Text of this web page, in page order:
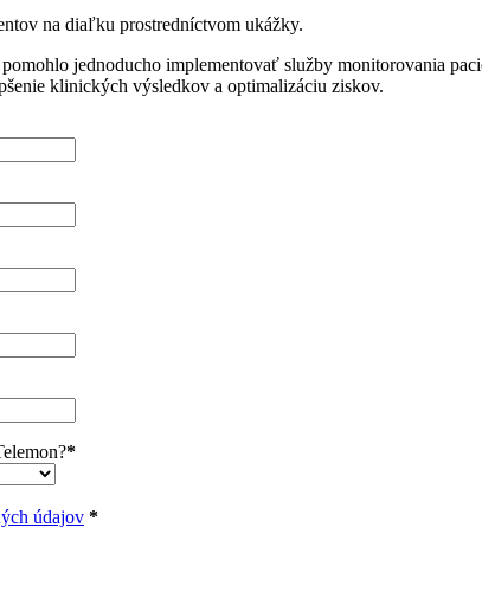
na diaľku prostredníctvom ukážky.
jednoducho implementovať služby monitorovania
klinických výsledkov a optimalizáciu ziskov.
*
údajov *